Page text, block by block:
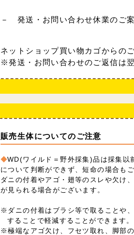
－ 発送・お問い合わせ休業のご
ネットショップ買い物カゴからの
※発送・お問い合わせのご返信は
販売生体についてのご注意
WD(ワイルド＝野外採集)品は採集以
について判断ができず、短命の場合も
ダニの付着やアゴ・翅等のスレや欠け
が見られる場合がございます。
※ダニの付着はブラシ等で取ることや
することで軽減することができます。
※極端なアゴ欠け、フセツ取れ、脚部